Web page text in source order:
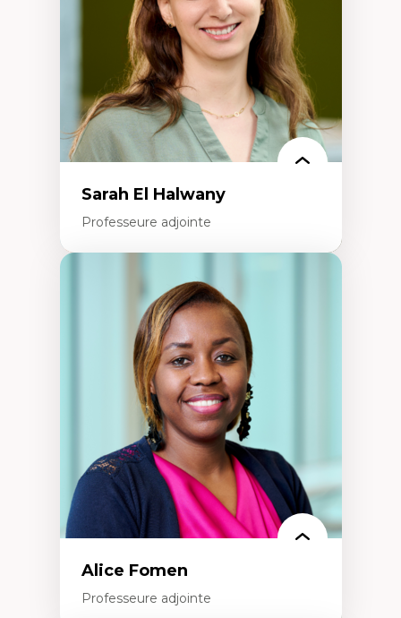
les auditoires médiatiques
Épistémologie des techniques de recherche
numérique et l’IA
Théorie des droits de la personne
La pensée politique d’Hannah Arendt
La pensée politique à l’ère numérique
Justice internationale et normes
internationales
Sarah El Halwany
Professeure adjointe
Les apports pédagogiques des théories de
l'affect, du posthumanisme, du féminisme
dans l'éducation aux sciences
L'apprentissage des sciences/STIM dans une
perspective socioécologique de care
L’insertion professionnelle des
enseignant.e.s
Alice Fomen
Professeure adjointe